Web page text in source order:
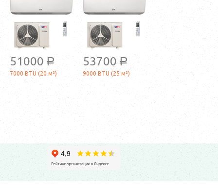
51000 a
7000 BTU (20 м²)
53700 a
9000 BTU (25 м²)